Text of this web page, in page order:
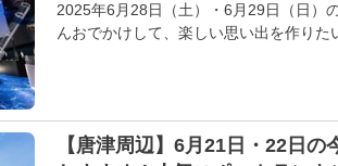
2025年6月28日（土）・6月29日（日）
んおでかけして、楽しい思い出を作りた
【唐津周辺】6月21日・22日の